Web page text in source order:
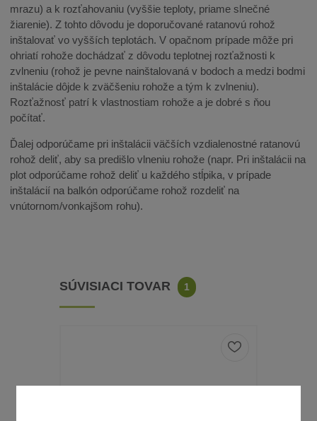
mrazu) a k rozťahovaniu (vyššie teploty, priame slnečné
žiarenie). Z tohto dôvodu je doporučované ratanovú rohož
inštalovať vo vyšších teplotách. V opačnom prípade môže pri
ohriatí rohože dochádzať z dôvodu teplotnej rozťažnosti k
zvlneniu (rohož je pevne nainštalovaná v bodoch a medzi bodmi
inštalácie dôjde k zväčšeniu rohože a tým k zvlneniu).
Rozťažnosť patrí k vlastnostiam rohože a je dobré s ňou
počítať.
Ďalej odporúčame pri inštalácii väčších vzdialenostné ratanovú
rohož deliť, aby sa predišlo vlneniu rohože (napr. Pri inštalácii na
plot odporúčame rohož deliť u každého stĺpika, v prípade
inštalácií na balkón odporúčame rohož rozdeliť na
vnútornom/vonkajšom rohu).
SÚVISIACI TOVAR 1